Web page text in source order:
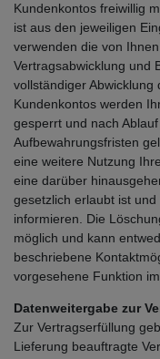
Kundenkontos freiwillig
ist aus den jeweiligen
verwenden die von
Vertragsabwicklung und
vollständiger
Kundenkontos werden
gesperrt und nach
Aufbewahrungsfristen
eine weitere Nutzung
eine darüber
gesetzlich erlaubt ist
informieren. Die
möglich und kann
beschriebene
vorgesehene Funktion
Datenweitergabe zur
Zur Vertragserfüllung
Lieferung beauftragte